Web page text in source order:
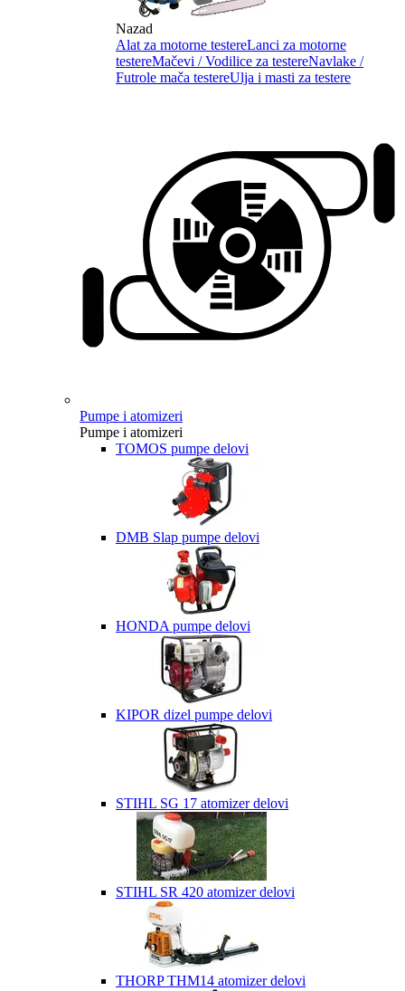
Nazad
Alat za motorne testereLanci za motorne
testereMačevi / Vodilice za testereNavlake /
Futrole mača testereUlja i masti za testere
Pumpe i atomizeri
Pumpe i atomizeri
TOMOS pumpe delovi
DMB Slap pumpe delovi
HONDA pumpe delovi
KIPOR dizel pumpe delovi
STIHL SG 17 atomizer delovi
STIHL SR 420 atomizer delovi
THORP THM14 atomizer delovi